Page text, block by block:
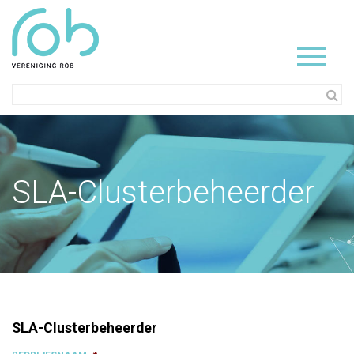
SLA-Clusterbeheerder
SLA-Clusterbeheerder